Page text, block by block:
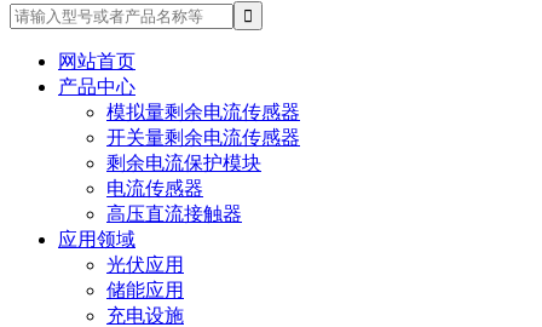
网站首页
产品中心
模拟量剩余电流传感器
开关量剩余电流传感器
剩余电流保护模块
电流传感器
高压直流接触器
应用领域
光伏应用
储能应用
充电设施